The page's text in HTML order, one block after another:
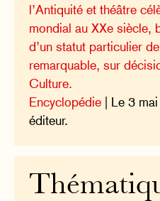
l’Antiquité et théâtre
mondial au XXe siècle,
d’un statut particulier
remarquable, sur
Culture.
Encyclopédie | Le 3
éditeur.